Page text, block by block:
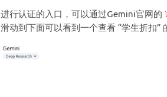
进行认证的入口，可以通过Gemini官网的
滑动到下面可以看到一个查看 “学生折扣”